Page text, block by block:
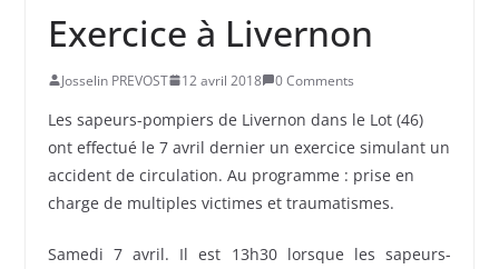
Exercice à Livernon
Josselin PREVOST 12 avril 2018 0 Comments
Les sapeurs-pompiers de Livernon dans le Lot (46)
ont effectué le 7 avril dernier un exercice simulant un
accident de circulation. Au programme : prise en
charge de multiples victimes et traumatismes.
Samedi 7 avril. Il est 13h30 lorsque les sapeurs-